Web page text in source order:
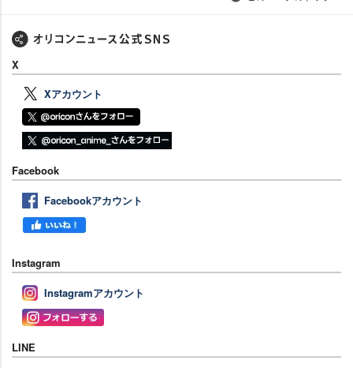
X
Xアカウント
Facebook
Facebookアカウント
Instagram
Instagramアカウント
LINE